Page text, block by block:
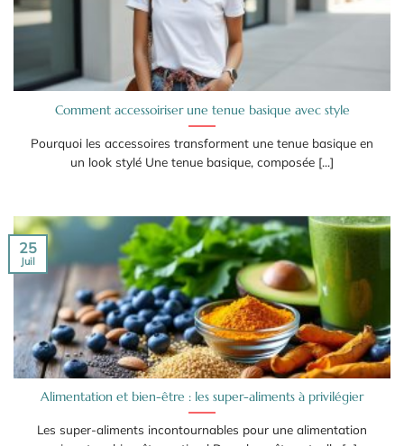
Comment accessoiriser une tenue basique avec style
Pourquoi les accessoires transforment une tenue basique en
un look stylé Une tenue basique, composée [...]
Alimentation et bien-être : les super-aliments à privilégier
Les super-aliments incontournables pour une alimentation
25
Juil